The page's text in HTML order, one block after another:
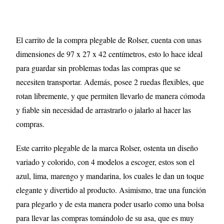
El carrito de la compra plegable de Rolser, cuenta con unas
dimensiones de 97 x 27 x 42 centímetros, esto lo hace ideal
para guardar sin problemas todas las compras que se
necesiten transportar. Además, posee 2 ruedas flexibles, que
rotan libremente, y que permiten llevarlo de manera cómoda
y fiable sin necesidad de arrastrarlo o jalarlo al hacer las
compras.
Este carrito plegable de la marca Rolser, ostenta un diseño
variado y colorido, con 4 modelos a escoger, estos son el
azul, lima, marengo y mandarina, los cuales le dan un toque
elegante y divertido al producto. Asimismo, trae una función
para plegarlo y de esta manera poder usarlo como una bolsa
para llevar las compras tomándolo de su asa, que es muy